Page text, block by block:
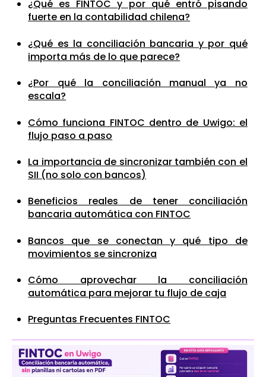
¿Qué es FINTOC y por qué entró pisando
fuerte en la contabilidad chilena?
¿Qué es la conciliación bancaria y por qué
importa más de lo que parece?
¿Por qué la conciliación manual ya no
escala?
Cómo funciona FINTOC dentro de Uwigo: el
flujo paso a paso
La importancia de sincronizar también con el
SII (no solo con bancos)
Beneficios reales de tener conciliación
bancaria automática con FINTOC
Bancos que se conectan y qué tipo de
movimientos se sincroniza
Cómo aprovechar la conciliación
automática para mejorar tu flujo de caja
Preguntas Frecuentes FINTOC